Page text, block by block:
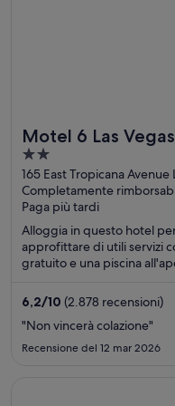
Motel 6 Las
2
out
of
5
165 East Tropicana Avenue
Completamente
Paga più tardi
Alloggia in questo hotel
approfittare di utili servizi
gratuito e una piscina
seguenti luoghi
dell'Hotel Luxor Las Vegas.
6,2/10 (2.878 recensioni)
"Non vincerà colazione"
Recensione del 12 mar 2026